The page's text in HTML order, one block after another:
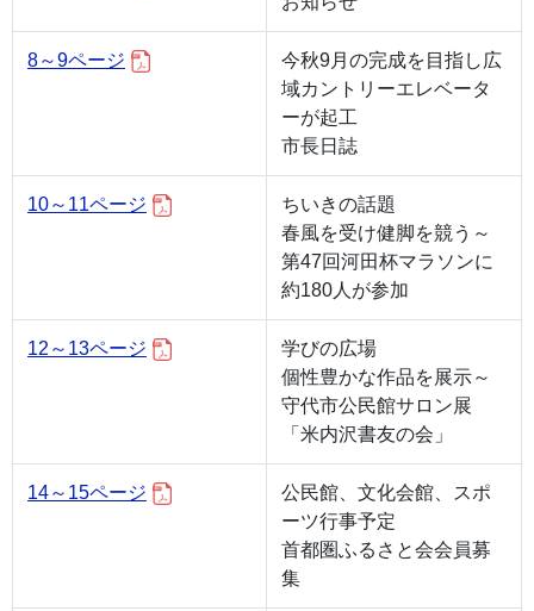
8～9ページ
今秋9月の完成を目指し広
域カントリーエレベータ
ーが起工
市長日誌
10～11ページ
ちいきの話題
春風を受け健脚を競う～
第47回河田杯マラソンに
約180人が参加
12～13ページ
学びの広場
個性豊かな作品を展示～
守代市公民館サロン展
「米内沢書友の会」
14～15ページ
公民館、文化会館、スポ
ーツ行事予定
首都圏ふるさと会会員募
集